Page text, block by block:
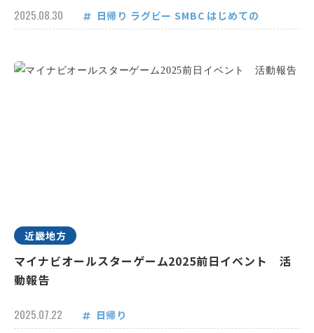
2025.08.30 日帰り ラグビー SMBC はじめての
近畿地方
マイナビオールスターゲーム2025前日イベント 活
動報告
2025.07.22 日帰り